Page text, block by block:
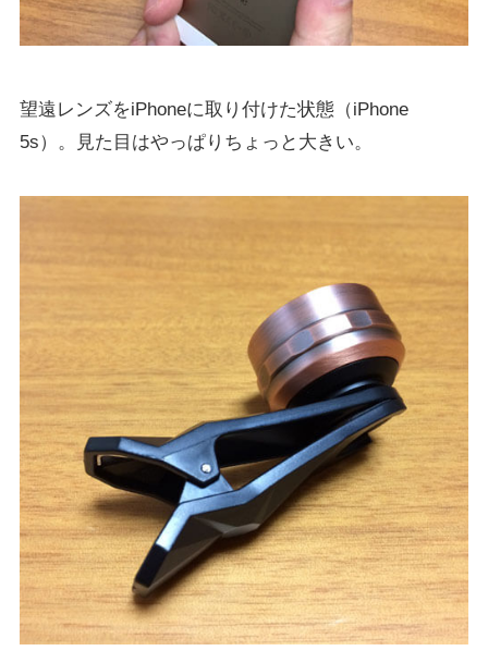
望遠レンズをiPhoneに取り付けた状態（iPhone
5s）。見た目はやっぱりちょっと大きい。